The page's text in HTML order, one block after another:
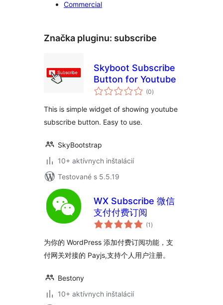
Commercial
Značka pluginu: subscribe
Skyboot Subscribe
Button for Youtube
(0celkové
hodnotenie
)
This is simple widget of showing youtube
subscribe button. Easy to use.
SkyBootstrap
10+ aktívnych inštalácií
Testované s 5.5.19
WX Subscribe 微信
支付付费订阅
(1 celkové
hodnotenie
)
为你的 WordPress 添加付费订阅功能，支
付网关对接的 Payjs,支持个人用户注册。
Bestony
10+ aktívnych inštalácií